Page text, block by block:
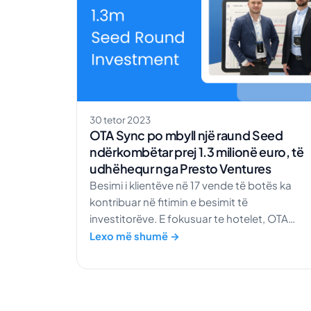
30 tetor 2023
OTA Sync po mbyll një raund Seed
ndërkombëtar prej 1.3 milionë euro, të
udhëhequr nga Presto Ventures
Besimi i klientëve në 17 vende të botës ka
kontribuar në fitimin e besimit të
investitorëve. E fokusuar te hotelet, OTA
Sync ndihmon menaxherët dhe punonjësit të
të lumtur të njoftojmë mbylljen me sukses të
Lexo më shumë →